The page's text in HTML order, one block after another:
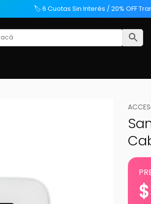
🏷️ 6 Cuotas Sin Interés / 20% OFF
$